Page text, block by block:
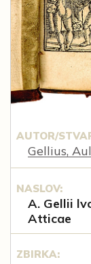
AUTOR/
Gellius,
NASLOV:
A. Gellii
Atticae
ZBIRKA: